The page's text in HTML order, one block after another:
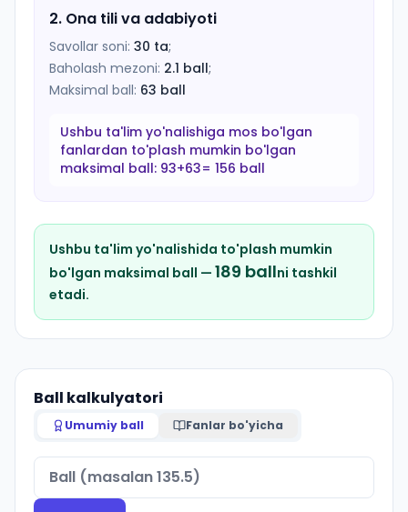
2. Ona tili va adabiyoti
Savollar soni: 30 ta;
Baholash mezoni: 2.1 ball;
Maksimal ball: 63 ball
Ushbu ta'lim yo'nalishiga mos bo'lgan
fanlardan to'plash mumkin bo'lgan
maksimal ball: 93+63= 156 ball
Ushbu ta'lim yo'nalishida to'plash mumkin
bo'lgan maksimal ball — 189 ballni tashkil
etadi.
Ball kalkulyatori
Umumiy ball Fanlar bo'yicha